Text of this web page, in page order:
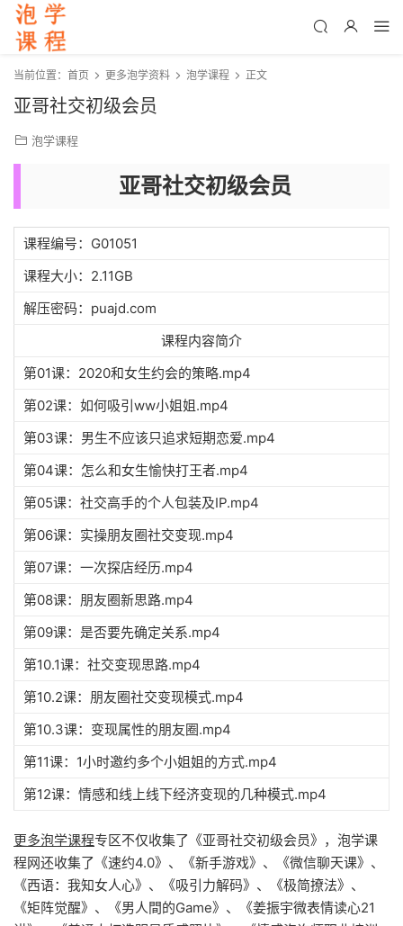
当前位置： 首页 更多泡学资料 泡学课程 正文
亚哥社交初级会员
泡学课程
亚哥社交初级会员
课程编号：G01051
课程大小：2.11GB
解压密码：puajd.com
课程内容简介
第01课：2020和女生约会的策略.mp4
第02课：如何吸引ww小姐姐.mp4
第03课：男生不应该只追求短期恋爱.mp4
第04课：怎么和女生愉快打王者.mp4
第05课：社交高手的个人包装及IP.mp4
第06课：实操朋友圈社交变现.mp4
第07课：一次探店经历.mp4
第08课：朋友圈新思路.mp4
第09课：是否要先确定关系.mp4
第10.1课：社交变现思路.mp4
第10.2课：朋友圈社交变现模式.mp4
第10.3课：变现属性的朋友圈.mp4
第11课：1小时邀约多个小姐姐的方式.mp4
第12课：情感和线上线下经济变现的几种模式.mp4
更多泡学课程专区不仅收集了《亚哥社交初级会员》，泡学课
程网还收集了《速约4.0》、《新手游戏》、《微信聊天课》、
《西语：我知女人心》、《吸引力解码》、《极简撩法》、
《矩阵觉醒》、《男人間的Game》、《姜振宇微表情读心21